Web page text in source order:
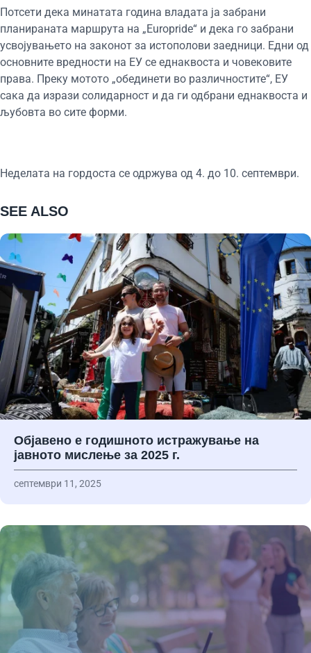
Потсети дека минатата година владата ја забрани
планираната маршрута на „Europride“ и дека го забрани
усвојувањето на законот за истополови заедници. Едни од
основните вредности на ЕУ се еднаквоста и човековите
права. Преку мотото „обединети во различностите“, ЕУ
сака да изрази солидарност и да ги одбрани еднаквоста и
љубовта во сите форми.
Неделата на гордоста се одржува од 4. до 10. септември.
SEE ALSO
Објавено е годишното истражување на
јавното мислење за 2025 г.
септември 11, 2025